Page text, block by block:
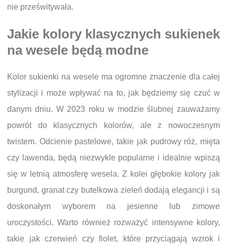
nie prześwitywała.
Jakie kolory klasycznych sukienek
na wesele będą modne
Kolor sukienki na wesele ma ogromne znaczenie dla całej
stylizacji i może wpływać na to, jak będziemy się czuć w
danym dniu. W 2023 roku w modzie ślubnej zauważamy
powrót do klasycznych kolorów, ale z nowoczesnym
twistem. Odcienie pastelowe, takie jak pudrowy róż, mięta
czy lawenda, będą niezwykle popularne i idealnie wpiszą
się w letnią atmosferę wesela. Z kolei głębokie kolory jak
burgund, granat czy butelkowa zieleń dodają elegancji i są
doskonałym wyborem na jesienne lub zimowe
uroczystości. Warto również rozważyć intensywne kolory,
takie jak czerwień czy fiolet, które przyciągają wzrok i